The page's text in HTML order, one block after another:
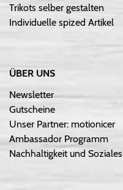
Trikots selber gestalten
Individuelle spized Artikel
ÜBER UNS
Newsletter
Gutscheine
Unser Partner: motionicer
Ambassador Programm
Nachhaltigkeit und Soziales